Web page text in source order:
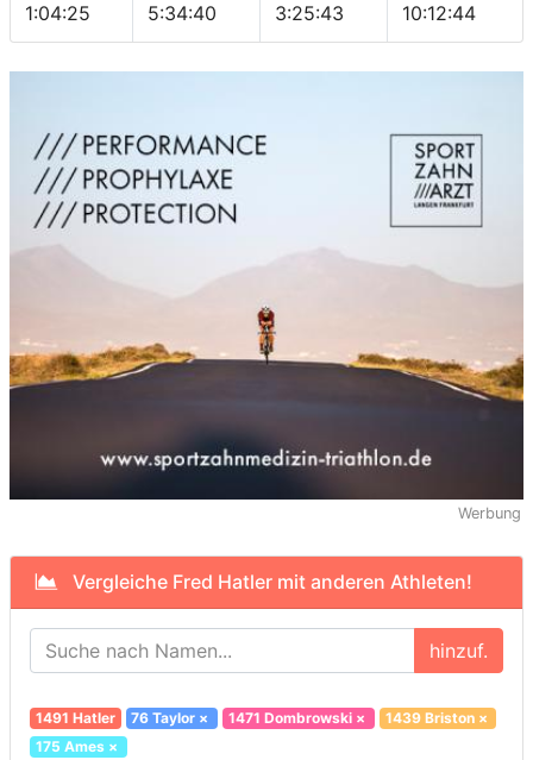
1:04:25 5:34:40 3:25:43 10:12:44
Werbung
Vergleiche Fred Hatler mit anderen Athleten!
hinzuf.
1491 Hatler 76 Taylor × 1471 Dombrowski× 1439 Briston×
175 Ames×